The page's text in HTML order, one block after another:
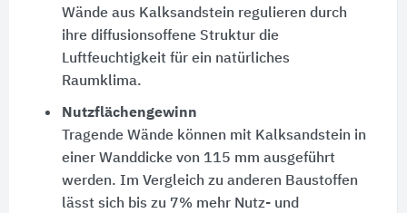
Wände aus Kalksandstein regulieren durch
ihre diffusionsoffene Struktur die
Luftfeuchtigkeit für ein natürliches
Raumklima.
Nutzflächengewinn
Tragende Wände können mit Kalksandstein in
einer Wanddicke von 115 mm ausgeführt
werden. Im Vergleich zu anderen Baustoffen
lässt sich bis zu 7% mehr Nutz- und